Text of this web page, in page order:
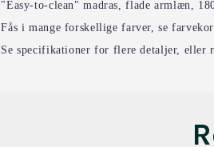
"Easy-to-clean" madras, flade armlæn,
Fås i mange forskellige farver, se
Se specifikationer for flere detaljer, eller